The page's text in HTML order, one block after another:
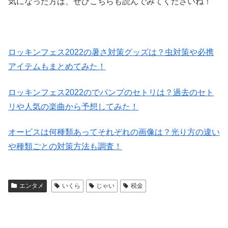
ロッキンフェス2022の暑さ対策グッズは？虫対策や必携
アイテムもまとめてみた！
ロッキンフェス2022のでバンプのセトリは？過去のセト
リや人気の楽曲から予想してみた！
オービスは何種類あってそれぞれの画像は？光り方の違い
や種類ごとの対策方法も調査！
エンタメ いくら じゃい 税金